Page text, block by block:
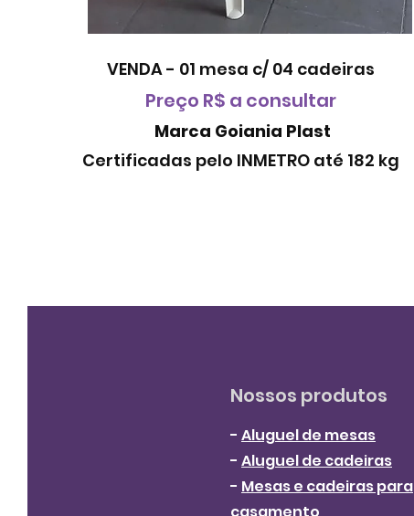
VENDA - 01 mesa c/ 04 cadeiras
Preço R$ a consultar
Marca Goiania Plast
Certificadas pelo INMETRO até 182 kg
Nossos produtos
- Aluguel de mesas
- Aluguel de cadeiras
- Mesas e cadeiras para